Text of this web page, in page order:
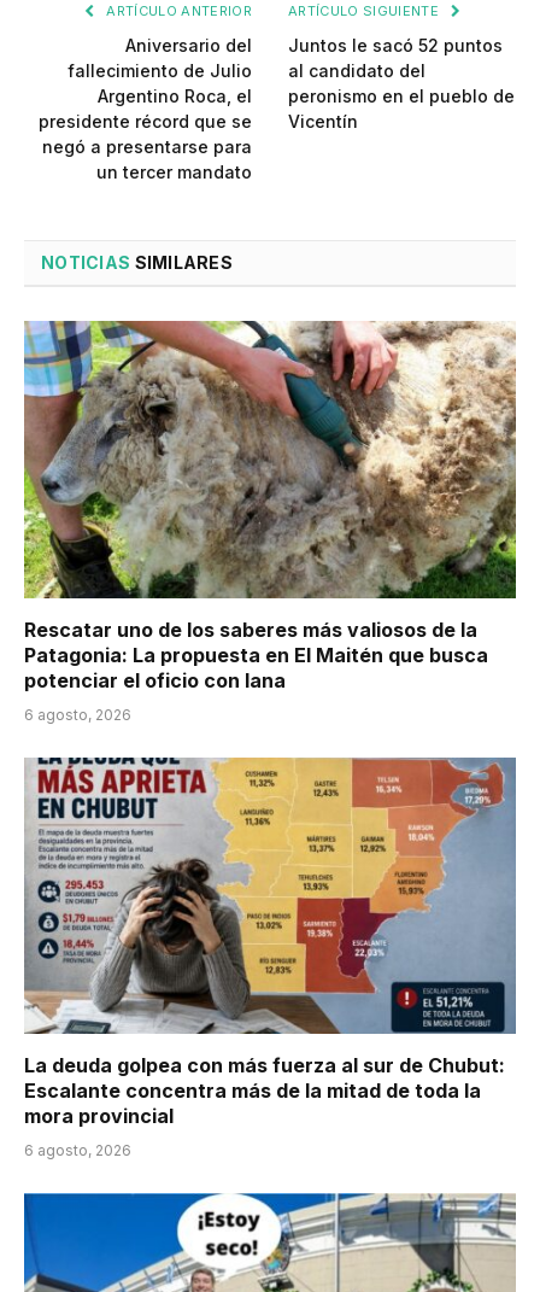
ARTÍCULO ANTERIOR
Aniversario del
fallecimiento de Julio
Argentino Roca, el
presidente récord que se
negó a presentarse para
un tercer mandato
ARTÍCULO SIGUIENTE
Juntos le sacó 52 puntos
al candidato del
peronismo en el pueblo de
Vicentín
NOTICIAS SIMILARES
Rescatar uno de los saberes más valiosos de la
Patagonia: La propuesta en El Maitén que busca
potenciar el oficio con lana
6 agosto, 2026
La deuda golpea con más fuerza al sur de Chubut:
Escalante concentra más de la mitad de toda la
mora provincial
6 agosto, 2026